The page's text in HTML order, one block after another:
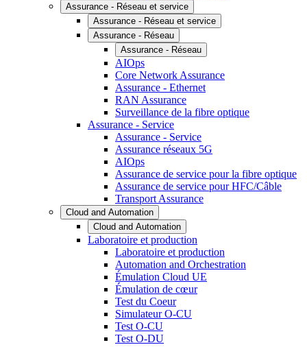
Assurance - Réseau et service
Assurance - Réseau et service
Assurance - Réseau
Assurance - Réseau
AIOps
Core Network Assurance
Assurance - Ethernet
RAN Assurance
Surveillance de la fibre optique
Assurance - Service
Assurance - Service
Assurance réseaux 5G
AIOps
Assurance de service pour la fibre optique
Assurance de service pour HFC/Câble
Transport Assurance
Cloud and Automation
Cloud and Automation
Laboratoire et production
Laboratoire et production
Automation and Orchestration
Émulation Cloud UE
Émulation de cœur
Test du Coeur
Simulateur O-CU
Test O-CU
Test O-DU